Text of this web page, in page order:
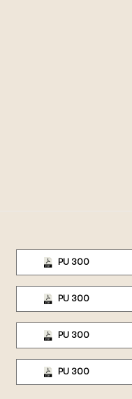
PU 300
PU 300
PU 300
PU 300